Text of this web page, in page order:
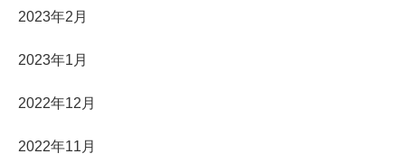
2023年2月
2023年1月
2022年12月
2022年11月